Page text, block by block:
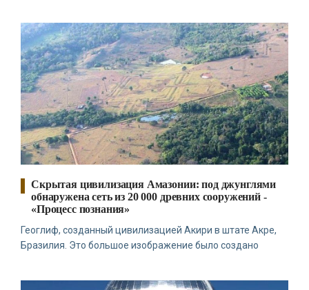
Скрытая цивилизация Амазонии: под джунглями
обнаружена сеть из 20 000 древних сооружений -
«Процесс познания»
Геоглиф, созданный цивилизацией Акири в штате Акре,
Бразилия. Это большое изображение было создано